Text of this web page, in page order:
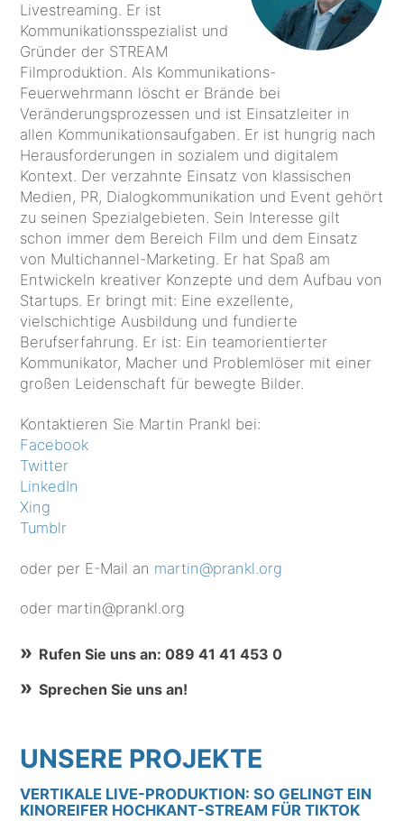
Livestreaming. Er ist
Kommunikationsspezialist und
Gründer der STREAM
Filmproduktion. Als Kommunikations-
Feuerwehrmann löscht er Brände bei
Veränderungsprozessen und ist Einsatzleiter in
allen Kommunikationsaufgaben. Er ist hungrig nach
Herausforderungen in sozialem und digitalem
Kontext. Der verzahnte Einsatz von klassischen
Medien, PR, Dialogkommunikation und Event gehört
zu seinen Spezialgebieten. Sein Interesse gilt
schon immer dem Bereich Film und dem Einsatz
von Multichannel-Marketing. Er hat Spaß am
Entwickeln kreativer Konzepte und dem Aufbau von
Startups. Er bringt mit: Eine exzellente,
vielschichtige Ausbildung und fundierte
Berufserfahrung. Er ist: Ein teamorientierter
Kommunikator, Macher und Problemlöser mit einer
großen Leidenschaft für bewegte Bilder.
Kontaktieren Sie Martin Prankl bei:
Facebook
Twitter
LinkedIn
Xing
Tumblr
oder per E-Mail an martin@prankl.org
oder martin@prankl.org
Rufen Sie uns an: 089 41 41 453 0
Sprechen Sie uns an!
UNSERE PROJEKTE
VERTIKALE LIVE-PRODUKTION: SO GELINGT EIN
KINOREIFER HOCHKANT-STREAM FÜR TIKTOK